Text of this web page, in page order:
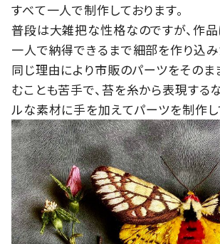
すべて一人で制作しております。
普段は大雑把な性格なのですが、作
一人で納得できるまで細部を作り込み
同じ理由により市販のパーツをその
むことも苦手で、苔を糸から表現する
ルな素材に手を加えてパーツを制作し